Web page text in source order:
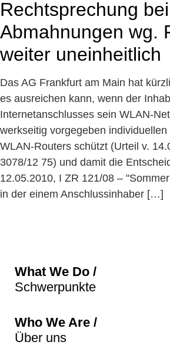
Rechtsprechung bei
Abmahnungen wg.
weiter uneinheitlich
Das AG Frankfurt am Main hat
es ausreichen kann, wenn der
Internetanschlusses sein WLAN-
werkseitig vorgegeben
WLAN-Routers schützt (Urteil v.
3078/12 75) und damit die
12.05.2010, I ZR 121/08 –
in der einem Anschlussinhaber […]
What We Do /
Schwerpunkte
Who We Are /
Über uns